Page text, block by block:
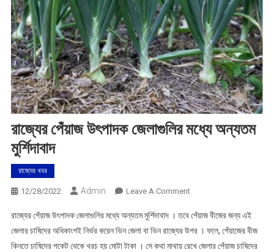
রাজ্যের পেঁয়াজ উৎপাদক জেলাগুলির মধ্যে অন্যতম
মুর্শিদাবাদ
রাজ্যের খবর
12/28/2022 Admin Leave A CommentOn
পেঁয়াজ
উৎপাদক
জেলাগুলির
রাজ্যের পেঁয়াজ উৎপাদক জেলাগুলির মধ্যে অন্যতম মুর্শিদাবাদ । তবে পেঁয়াজ বীজের জন্য এই
জেলার চাষিদের অধিকাংশই নির্ভর করেন ভিন জেলা বা ভিন রাজ্যের উপর । ফলে, পেঁয়াজের বীজ
কিনতে চাষিদের পকেট থেকে খরচ হয় মোটা টাকা । সে কথা মাথায় রেখে জেলার পেঁয়াজ চাষিদের